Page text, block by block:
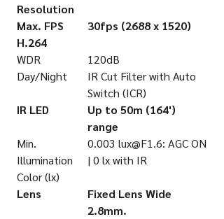
Resolution
Max. FPS
H.264
30fps (2688 x 1520)
WDR
120dB
Day/Night
IR Cut Filter with Auto
Switch (ICR)
IR LED
Up to 50m (164')
range
Min.
Illumination
Color (lx)
0.003 lux@F1.6: AGC ON
| 0 lx with IR
Lens
Fixed Lens Wide
2.8mm.